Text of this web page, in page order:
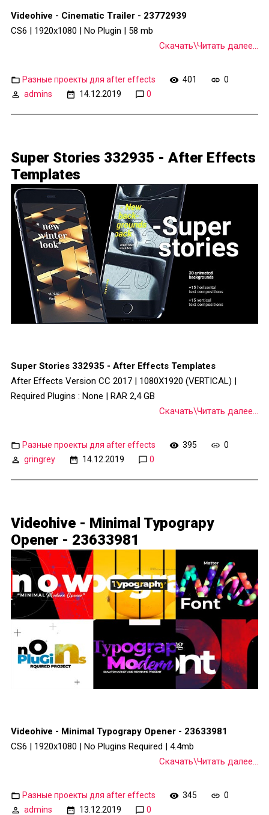
Videohive - Cinematic Trailer - 23772939
CS6 | 1920x1080 | No Plugin | 58 mb
Скачать\Читать далее...
Разные проекты для after effects 401
0
admins
14.12.2019 0
Super Stories 332935 - After Effects
Templates
Super Stories 332935 - After Effects Templates
After Effects Version CC 2017 | 1080X1920 (VERTICAL) |
Required Plugins : None | RAR 2,4 GB
Скачать\Читать далее...
Разные проекты для after effects 395
0
gringrey
14.12.2019 0
Videohive - Minimal Typograpy
Opener - 23633981
Videohive - Minimal Typograpy Opener - 23633981
CS6 | 1920x1080 | No Plugins Required | 4.4mb
Скачать\Читать далее...
Разные проекты для after effects 345
0
admins
13.12.2019 0